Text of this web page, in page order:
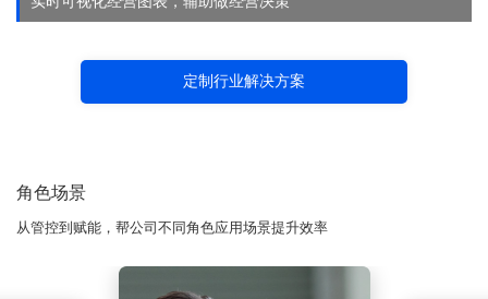
定制行业解决方案
角色场景
从管控到赋能，帮公司不同角色应用场景提升效率